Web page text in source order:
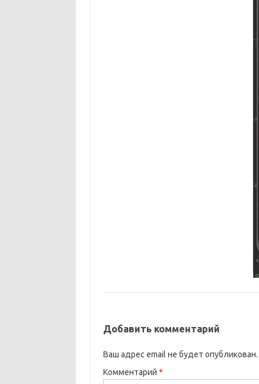
Добавить комментарий
Ваш адрес email не будет опубликован.
Комментарий *